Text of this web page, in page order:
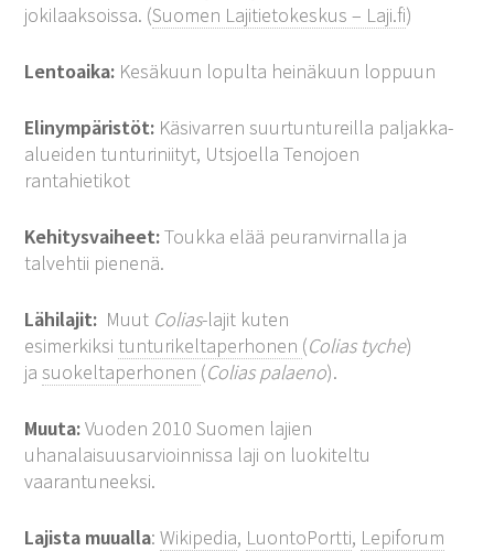
jokilaaksoissa. (Suomen Lajitietokeskus – Laji.fi)
Lentoaika: Kesäkuun lopulta heinäkuun loppuun
Elinympäristöt: Käsivarren suurtuntureilla paljakka-
alueiden tunturiniityt, Utsjoella Tenojoen
rantahietikot
Kehitysvaiheet:Toukka elää peuranvirnalla ja
talvehtii pienenä.
Lähilajit: Muut Colias-lajit kuten
esimerkiksitunturikeltaperhonen (Colias tyche)
jasuokeltaperhonen (Colias palaeno).
Muuta:Vuoden 2010 Suomen lajien
uhanalaisuusarvioinnissa laji on luokiteltu
vaarantuneeksi.
Lajista muualla:Wikipedia, LuontoPortti, Lepiforum